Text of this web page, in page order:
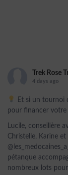
Trek Rose
4 days ago
Et si un tournoi
pour financer votre
Lucile, conseillère
Christelle, Karine et
pétanque
nombreux lots pour